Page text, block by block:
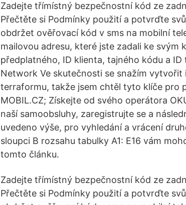
Zadejte třímístný bezpečnostní kód ze
Přečtěte si Podmínky použití a potvrďte
obdržet ověřovací kód v sms na mobilní
mailovou adresu, které jste zadali ke svým
předplatného, ID klienta, tajného kódu a
Network Ve skutečnosti se snažím
terraformu, takže jsem chtěl tyto klíče pro
MOBIL.CZ; Získejte od svého operátora
naší samoobsluhy, zaregistrujte se a
uvedeno výše, pro vyhledání a vrácení
sloupci B rozsahu tabulky A1: E16 vám
tomto článku.
Zadejte třímístný bezpečnostní kód ze
Přečtěte si Podmínky použití a potvrďte